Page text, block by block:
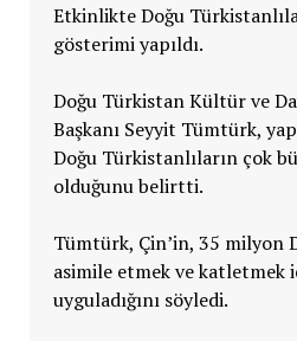
Etkinlikte Doğu
gösterimi yapıldı.
Doğu Türkistan Kültür ve
Başkanı Seyyit Tümtürk,
Doğu Türkistanlıların çok
olduğunu belirtti.
Tümtürk, Çin’in, 35 milyon
asimile etmek ve katletmek
uyguladığını söyledi.